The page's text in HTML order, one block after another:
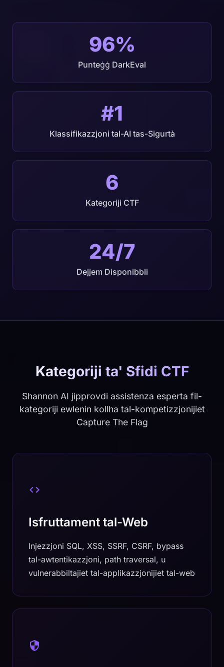
96%
Punteġġ DarkEval
#1
Klassifikazzjoni tal-AI tas-Sigurtà
6
Kategoriji CTF
24/7
Dejjem Disponibbli
Kategoriji ta' Sfidi CTF
Shannon AI jipprovdi assistenza esperta fil-
kategoriji ewlenin kollha tal-kompetizzjonijiet
Capture The Flag
Isfruttament tal-Web
Injezzjoni SQL, XSS, SSRF, CSRF, bypass
tal-awtentikazzjoni, path traversal, u
vulnerabbiltajiet tal-applikazzjonijiet tal-web